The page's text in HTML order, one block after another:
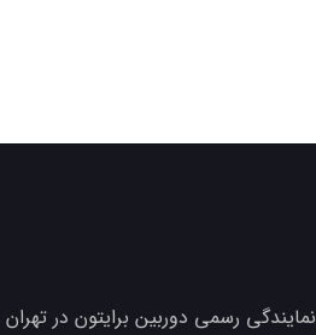
نمایندگی رسمی دوربین برایتون در